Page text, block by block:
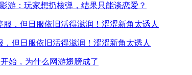
游：玩家想扔核弹，结果只能谈恋爱？
但日服依旧活得滋润！涩涩新角太诱人